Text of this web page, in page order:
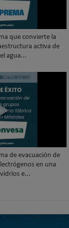
que convierte la
activa de
agua...
de evacuación de
en una
e...